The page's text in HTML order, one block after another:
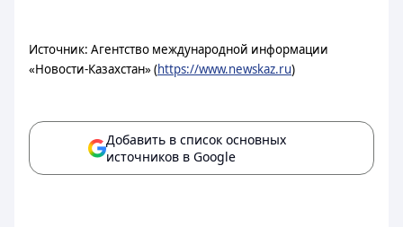
Источник: Агентство международной информации
«Новости-Казахстан» (https://www.newskaz.ru)
Добавить в список основных
источников в Google